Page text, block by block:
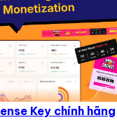
Key chính hãng